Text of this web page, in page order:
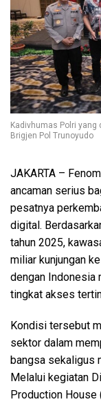
Kadivhumas Polri yang
Brigjen Pol Trunoyudo
JAKARTA –
ancaman serius
pesatnya
digital.
tahun 2025,
miliar kunjungan
dengan Indonesia
tingkat akses
Kondisi tersebut
sektor dalam
bangsa sekaligus
Melalui kegiatan
Production House